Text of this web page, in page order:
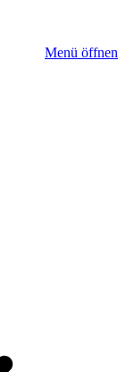
Menü öffnen